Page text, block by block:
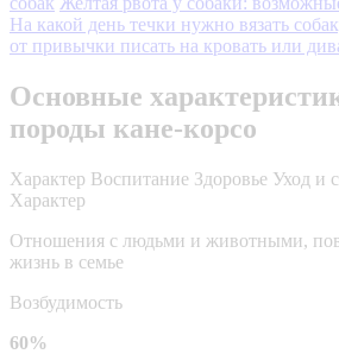
На какой день течки нужно вязать
от привычки писать на кровать или
Основные
породы кане-корсо
Характер Воспитание Здоровье Уход и
Характер
Отношения с людьми и животными,
жизнь в семье
Возбудимость
60%